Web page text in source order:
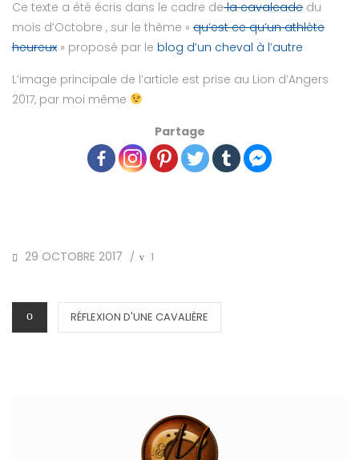
Ce texte a été écris dans le cadre dela cavalcade du
mois d’Octobre , sur le thème « qu’est ce qu’un athlète
heureux » proposé par le blog d’un cheval à l’autre
L’image principale de l’article est prise au Lion d’Angers
2017, par moi même
Partage
POSTED
29 OCTOBRE 2017 / 1
CATEGORIES
RÉFLEXION D'UNE CAVALIÈRE